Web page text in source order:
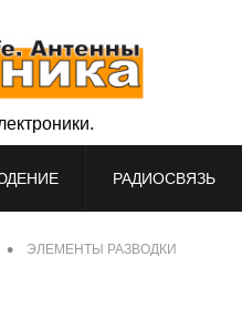
РАДИОСВЯЗЬ
• ЭЛЕМЕНТЫ РАЗВОДКИ